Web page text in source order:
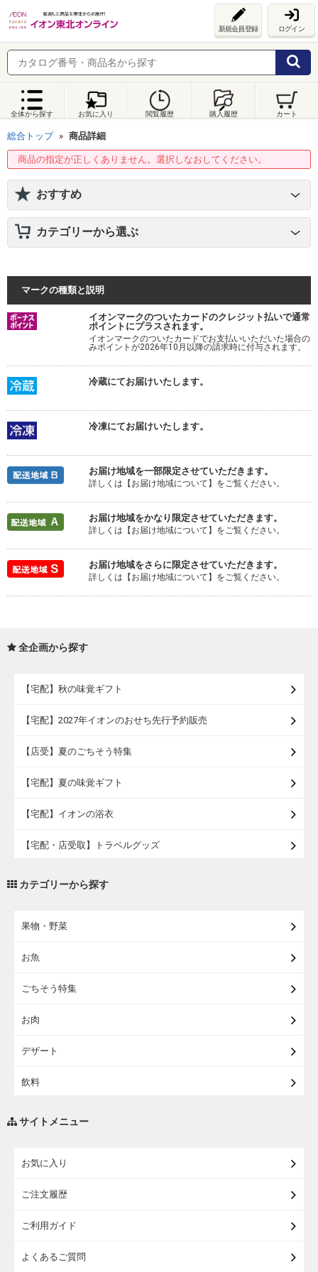
新規会員登録 ログイン
全体から探す お気に入り 閲覧履歴 購入履歴 カート
総合トップ 商品詳細
商品の指定が正しくありません。選択しなおしてください。
おすすめ
カテゴリーから選ぶ
マークの種類と説明
イオンマークのついたカードのクレジット払いで通常
ポイントにプラスされます。
イオンマークのついたカードでお支払いいただいた場合の
みポイントが2026年10月以降の請求時に付与されます。
冷蔵にてお届けいたします。
冷凍にてお届けいたします。
お届け地域を一部限定させていただきます。
詳しくは【お届け地域について】をご覧ください。
お届け地域をかなり限定させていただきます。
詳しくは【お届け地域について】をご覧ください。
お届け地域をさらに限定させていただきます。
詳しくは【お届け地域について】をご覧ください。
全企画から探す
【宅配】秋の味覚ギフト
【宅配】2027年イオンのおせち先行予約販売
【店受】夏のごちそう特集
【宅配】夏の味覚ギフト
【宅配】イオンの浴衣
【宅配・店受取】トラベルグッズ
カテゴリーから探す
果物・野菜
お魚
ごちそう特集
お肉
デザート
飲料
サイトメニュー
お気に入り
ご注文履歴
ご利用ガイド
よくあるご質問